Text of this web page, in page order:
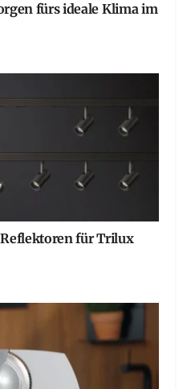
fürs ideale Klima im
für Trilux